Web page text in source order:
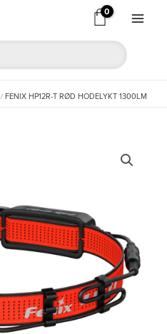
/FENIX HP12R-T RØD HODELYKT 1300LM